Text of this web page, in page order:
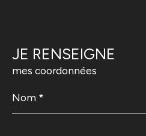
JE RENSEIGNE
mes coordonnées
*